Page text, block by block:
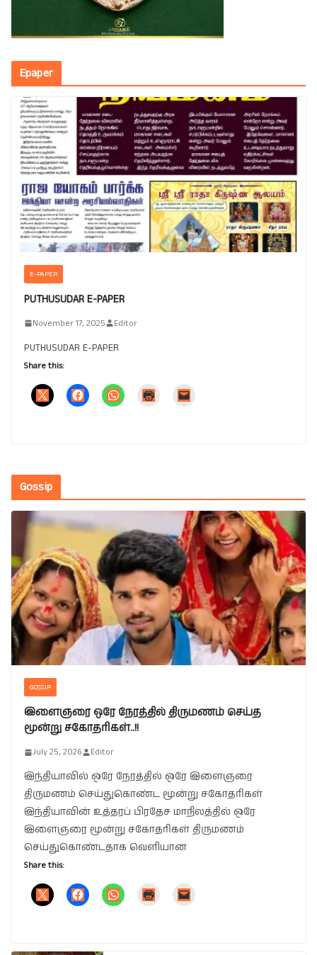
Epaper
E-PAPER
PUTHUSUDAR E-PAPER
November 17, 2025 Editor
PUTHUSUDAR E-PAPER
Share this:
Gossip
GOSSIP
இளைஞரை ஒரே நேரத்தில் திருமணம் செய்த
மூன்று சகோதரிகள்..!!
July 25, 2026 Editor
இந்தியாவில் ஒரே நேரத்தில் ஒரே இளைஞரை
திருமணம் செய்துகொண்ட மூன்று சகோதரிகள்
இந்தியாவின் உத்தரப் பிரதேச மாநிலத்தில் ஒரே
இளைஞரை மூன்று சகோதரிகள் திருமணம்
செய்துகொண்டதாக வெளியான
Share this: